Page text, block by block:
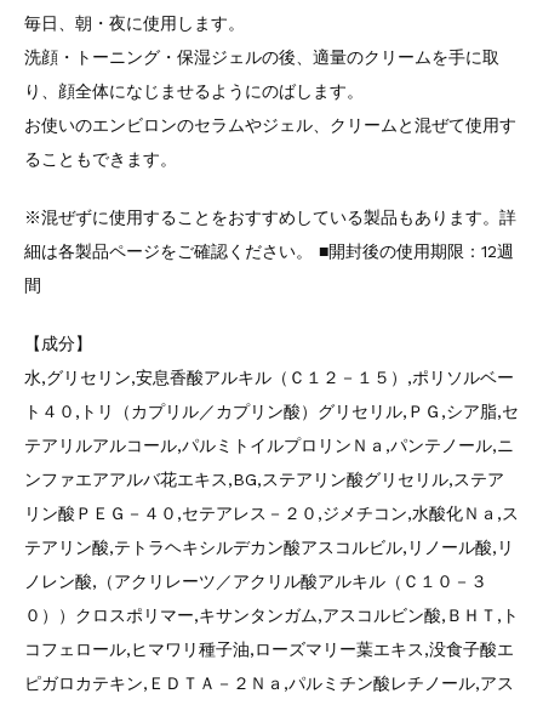
毎日、朝・夜に使用します。
洗顔・トーニング・保湿ジェルの後、適量のクリームを手に取
り、顔全体になじませるようにのばします。
お使いのエンビロンのセラムやジェル、クリームと混ぜて使用す
ることもできます。
※混ぜずに使用することをおすすめしている製品もあります。詳
細は各製品ページをご確認ください。 ■開封後の使用期限：12週
間
【成分】
水,グリセリン,安息香酸アルキル（Ｃ１２－１５）,ポリソルベー
ト４０,トリ（カプリル／カプリン酸）グリセリル,ＰＧ,シア脂,セ
テアリルアルコール,パルミトイルプロリンＮａ,パンテノール,ニ
ンファエアアルバ花エキス,BG,ステアリン酸グリセリル,ステア
リン酸ＰＥＧ－４０,セテアレス－２０,ジメチコン,水酸化Ｎａ,ス
テアリン酸,テトラヘキシルデカン酸アスコルビル,リノール酸,リ
ノレン酸,（アクリレーツ／アクリル酸アルキル（Ｃ１０－３
０））クロスポリマー,キサンタンガム,アスコルビン酸,ＢＨＴ,ト
コフェロール,ヒマワリ種子油,ローズマリー葉エキス,没食子酸エ
ピガロカテキン,ＥＤＴＡ－２Ｎａ,パルミチン酸レチノール,アス